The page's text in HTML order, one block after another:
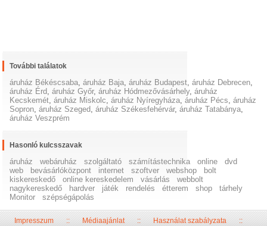
További találatok
áruház Békéscsaba,áruház Baja,áruház Budapest,áruház Debrecen,
áruház Érd,áruház Győr,áruház Hódmezővásárhely,áruház
Kecskemét,áruház Miskolc,áruház Nyíregyháza,áruház Pécs,áruház
Sopron,áruház Szeged,áruház Székesfehérvár,áruház Tatabánya,
áruház Veszprém
Hasonló kulcsszavak
áruház webáruház szolgáltató számítástechnika online
dvd
web
bevásárlóközpont internet szoftver webshop
bolt
kiskereskedő
online kereskedelem vásárlás
webbolt
nagykereskedő
hardver játék rendelés étterem shop
tárhely
Monitor
szépségápolás
Impresszum::Médiaajánlat::Használat szabályzata::